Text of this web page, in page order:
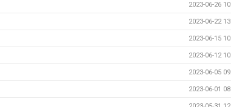
2023-06-26
2023-06-22
2023-06-15
2023-06-12
2023-06-05
2023-06-01